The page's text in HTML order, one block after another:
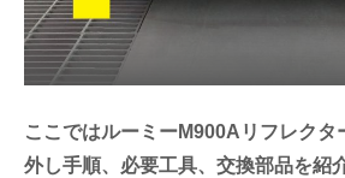
ここではルーミーM900Aリフレクタ
外し手順、必要工具、交換部品を紹